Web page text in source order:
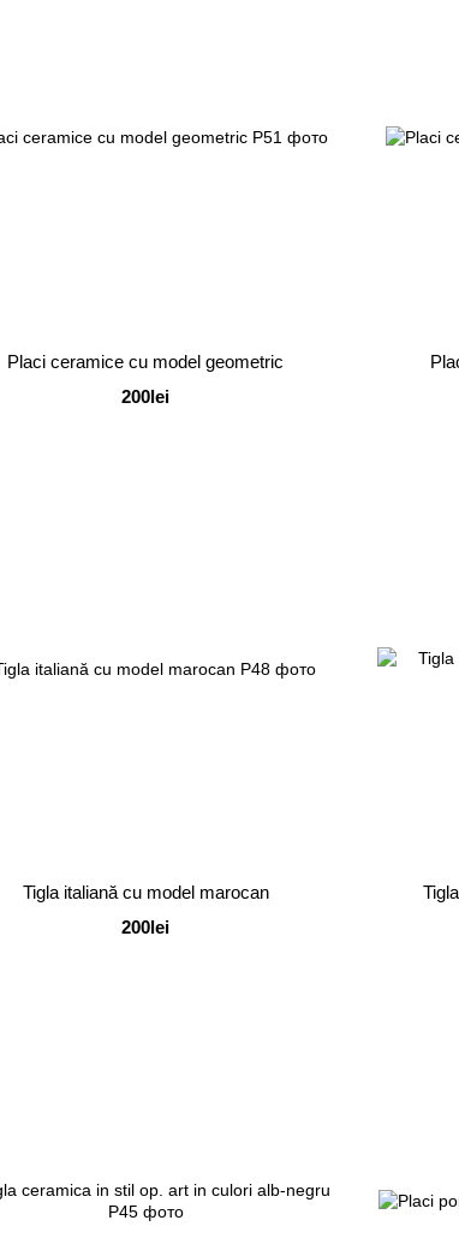
Placi ceramice cu model geometric
200lei
Tigla italiană cu model marocan
200lei